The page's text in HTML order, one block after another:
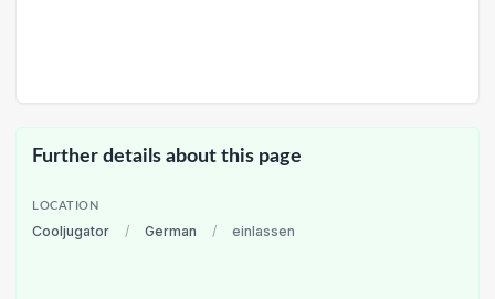
Further details about this page
LOCATION
Cooljugator / German / einlassen